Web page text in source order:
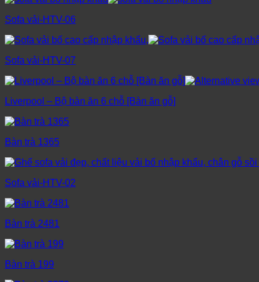
Sofa vải-HTV-06
Sofa vải-HTV-07
Liverpool – Bộ bàn ăn 6 chỗ [Bàn ăn gỗ]
Bàn trà 1365
Sofa vải-HTV-02
Bàn trà 2481
Bàn trà 199